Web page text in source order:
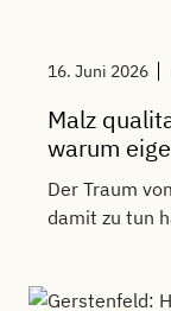
16. Juni 2026
Malz
warum
Der Traum
damit zu tun